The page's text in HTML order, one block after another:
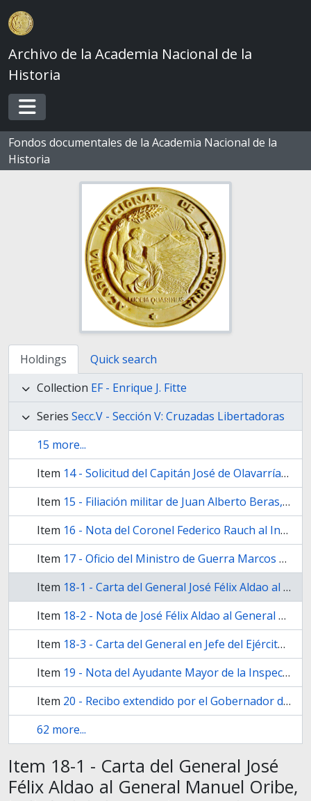
Skip to main content
Archivo de la Academia Nacional de la
Historia
Toggle navigation
Fondos documentales de la Academia Nacional de la
Historia
Holdings
Quick search
Collection EF - Enrique J. Fitte
Series Secc.V - Sección V: Cruzadas Libertadoras
15 more...
Item 14 - Solicitud del Capitán José de Olavarría al Presidente del Perú, para que se le permita pasar a servir bajo pabellón argentino del que depende
Item 15 - Filiación militar de Juan Alberto Beras, extendido por el Sargento Isidro Suárez y por el Comandante del Regimiento de Húsares de la legión de la guerra, Teniente Coronel Federico de Brandzen.
Item 16 - Nota del Coronel Federico Rauch al Inspector Comandante General de armas Coronel Mayor Marcos Balcarce, adjuntándole el sumario levantado contra Rufino Martínez,
Item 17 - Oficio del Ministro de Guerra Marcos Balcarce, al Comandante del Parque,
Item 18-1 - Carta del General José Félix Aldao al General Manuel Oribe, indicándole los motivos por los que no perseguirá a Lavalle por la ruta de Chilecito
Item 18-2 - Nota de José Félix Aldao al General en Jefe del Ejército Libertador del Perú, José de San Martín
Item 18-3 - Carta del General en Jefe del Ejército José Félix Aldao al Coronel Mariano Maza, expresándole su ansiedad por la falta de noticias desde su arribo a Catamarca
Item 19 - Nota del Ayudante Mayor de la Inspec­ción General del Ejército, Gerónimo Espejo, al Comisario Ge­neral de Guerra
Item 20 - Recibo extendido por el Gobernador de Trujillo Juan Antonio Alvarez de Arenales, a Juan Fani
62 more...
Item 18-1 - Carta del General José
Félix Aldao al General Manuel Oribe,